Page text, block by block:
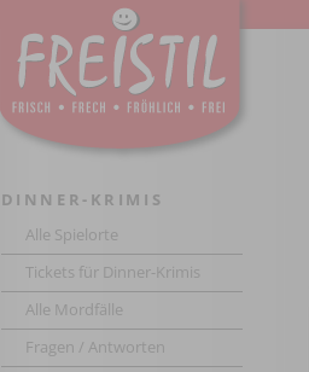
DINNER-KRIMIS
Alle Spielorte
Tickets für Dinner-Krimis
Alle Mordfälle
Fragen / Antworten